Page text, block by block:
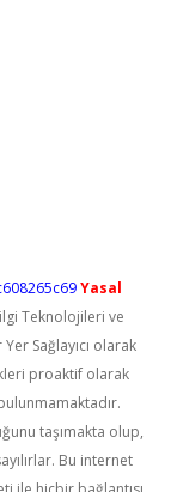
Yasal
Teknolojileri ve
Sağlayıcı olarak
proaktif olarak
taşımakta olup,
Bu internet